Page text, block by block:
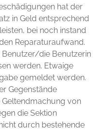
hat der
in Geld entsprechend
bei noch instand
Reparaturaufwand.
Benutzer/die Benutzerin
werden. Etwaige
gemeldet werden.
Gegenstände
von
die Sektion
durch bestehende